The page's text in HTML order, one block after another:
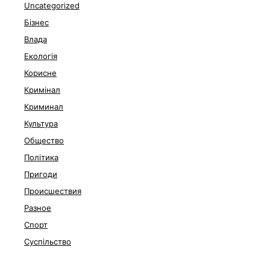
Uncategorized
Бізнес
Влада
Екологія
Корисне
Кримінал
Криминал
Культура
Общество
Політика
Пригоди
Происшествия
Разное
Спорт
Суспільство